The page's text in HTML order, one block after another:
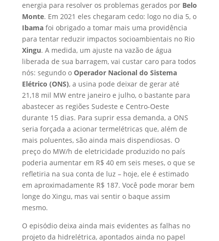
energia para resolver os problemas gerados por Belo
Monte. Em 2021 eles chegaram cedo: logo no dia 5, o
Ibamafoi obrigado a tomar mais uma providência
para tentar reduzir impactos socioambientais no Rio
Xingu. A medida, um ajuste na vazão de água
liberada de sua barragem, vai custar caro para todos
nós: segundo o Operador Nacional do Sistema
Elétrico (ONS), a usina pode deixar de gerar até
21,18 mil MW entre janeiro e julho, o bastante para
abastecer as regiões Sudeste e Centro-Oeste
durante 15 dias. Para suprir essa demanda, a ONS
seria forçada a acionar termelétricas que, além de
mais poluentes, são ainda mais dispendiosas. O
preço do MW/h de eletricidade produzido no país
poderia aumentar em R$ 40 em seis meses, o que se
refletiria na sua conta de luz – hoje, ele é estimado
em aproximadamente R$ 187. Você pode morar bem
longe do Xingu, mas vai sentir o baque assim
mesmo.
O episódio deixa ainda mais evidentes as falhas no
projeto da hidrelétrica, apontados ainda no papel